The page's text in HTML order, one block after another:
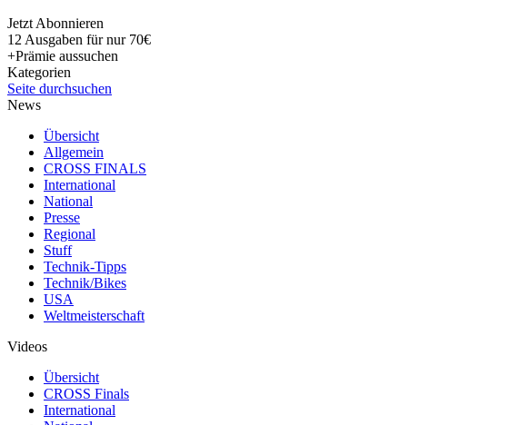
Jetzt Abonnieren
12 Ausgaben für nur 70€
+Prämie aussuchen
Kategorien
Seite durchsuchen
News
Übersicht
Allgemein
CROSS FINALS
International
National
Presse
Regional
Stuff
Technik-Tipps
Technik/Bikes
USA
Weltmeisterschaft
Videos
Übersicht
CROSS Finals
International